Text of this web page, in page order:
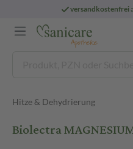
versandkostenfrei
Hitze & Dehydrierung
Biolectra